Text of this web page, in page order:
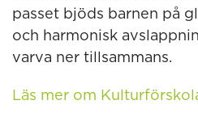
passet bjöds barnen på
och harmonisk
varva ner tillsammans.
Läs mer om